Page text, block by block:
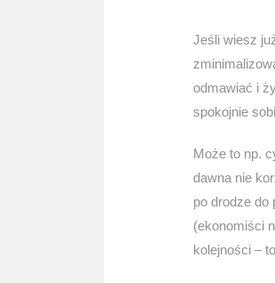
Jeśli wiesz
odmawiać i
spokojnie
Może to np.
dawna nie
po drodze do
(ekonomiści
kolejności –